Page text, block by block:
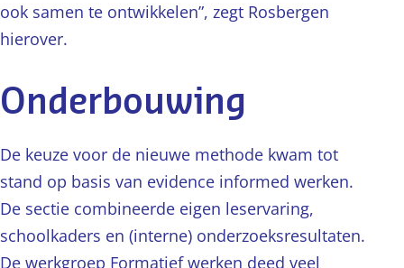
ook samen te ontwikkelen”, zegt Rosbergen
hierover.
Onderbouwing
De keuze voor de nieuwe methode kwam tot
stand op basis van evidence informed werken.
De sectie combineerde eigen leservaring,
schoolkaders en (interne) onderzoeksresultaten.
De werkgroep Formatief werken deed veel